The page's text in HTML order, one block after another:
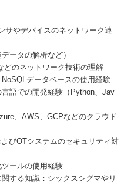
サやデバイスのネットワーク連
ータの解析など）
どのネットワーク技術の理解
データベースの使用経験
語での開発経験（Python、Jav
、AWS、GCPなどのクラウド
びOTシステムのセキュリティ対
ツールの使用経験
する知識：シックスシグマやリ